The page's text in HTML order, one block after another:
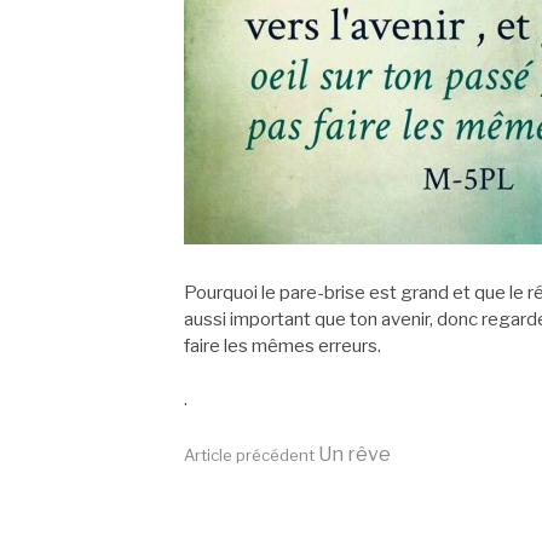
Pourquoi le pare-brise est grand et que le
aussi important que ton avenir, donc
faire les mêmes erreurs.
.
Lire
Article précédent Un rêve